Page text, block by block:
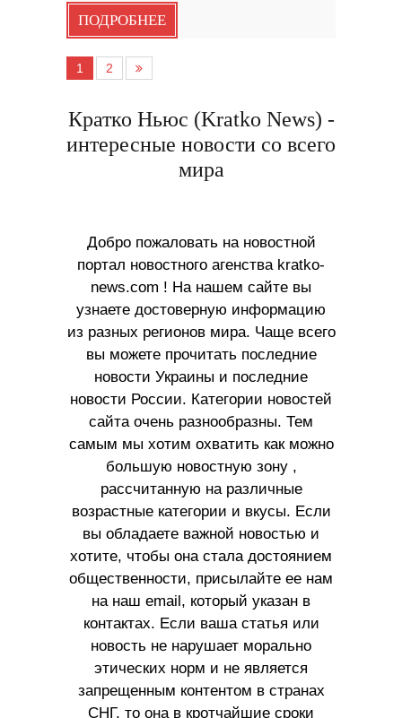
ПОДРОБНЕЕ
1 2
Кратко Ньюс (Kratko News) -
интересные новости со всего
мира
Добро пожаловать на новостной
портал новостного агенства kratko-
news.com ! На нашем сайте вы
узнаете достоверную информацию
из разных регионов мира. Чаще всего
вы можете прочитать последние
новости Украины и последние
новости России. Категории новостей
сайта очень разнообразны. Тем
самым мы хотим охватить как можно
большую новостную зону ,
рассчитанную на различные
возрастные категории и вкусы. Если
вы обладаете важной новостью и
хотите, чтобы она стала достоянием
общественности, присылайте ее нам
на наш email, который указан в
контактах. Если ваша статья или
новость не нарушает морально
этических норм и не является
запрещенным контентом в странах
СНГ, то она в кротчайшие сроки